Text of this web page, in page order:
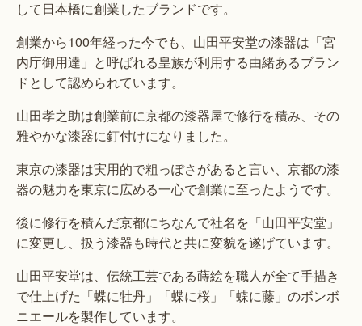
して日本橋に創業したブランドです。
創業から100年経った今でも、山田平安堂の漆器は「宮
内庁御用達」と呼ばれる皇族が利用する由緒あるブラン
ドとして認められています。
山田孝之助は創業前に京都の漆器屋で修行を積み、その
雅やかな漆器に釘付けになりました。
東京の漆器は実用的で粗っぽさがあると言い、京都の漆
器の魅力を東京に広める一心で創業に至ったようです。
後に修行を積んだ京都にちなんで社名を「山田平安堂」
に変更し、扱う漆器も時代と共に変貌を遂げています。
山田平安堂は、伝統工芸である蒔絵を職人が全て手描き
で仕上げた「蝶に牡丹」「蝶に桜」「蝶に藤」のボンボ
ニエールを製作しています。